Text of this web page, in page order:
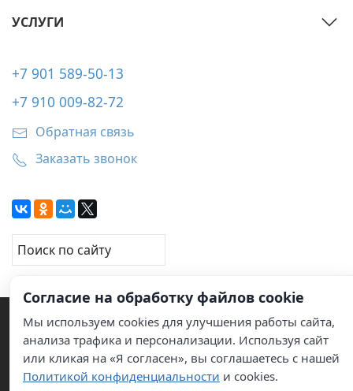
УСЛУГИ
+7 901 589-50-13
+7 910 009-82-72
Обратная связь
Заказать звонок
© 2011–2026 Услуги по обслуживанию кондиционеров
Согласие на обработку файлов cookie
Мы используем cookies для улучшения работы сайта,
анализа трафика и персонализации. Используя сайт
или кликая на «Я согласен», вы соглашаетесь с нашей
Политикой конфиденциальности и cookies.